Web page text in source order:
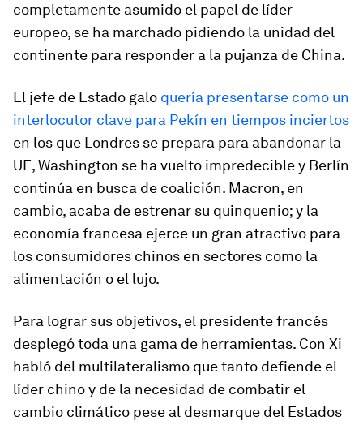
completamente asumido el papel de líder
europeo, se ha marchado pidiendo la unidad del
continente para responder a la pujanza de China.
El jefe de Estado galo quería presentarse como un
interlocutor clave para Pekín en tiempos inciertos
en los que Londres se prepara para abandonar la
UE, Washington se ha vuelto impredecible y Berlín
continúa en busca de coalición. Macron, en
cambio, acaba de estrenar su quinquenio; y la
economía francesa ejerce un gran atractivo para
los consumidores chinos en sectores como la
alimentación o el lujo.
Para lograr sus objetivos, el presidente francés
desplegó toda una gama de herramientas. Con Xi
habló del multilateralismo que tanto defiende el
líder chino y de la necesidad de combatir el
cambio climático pese al desmarque del Estados